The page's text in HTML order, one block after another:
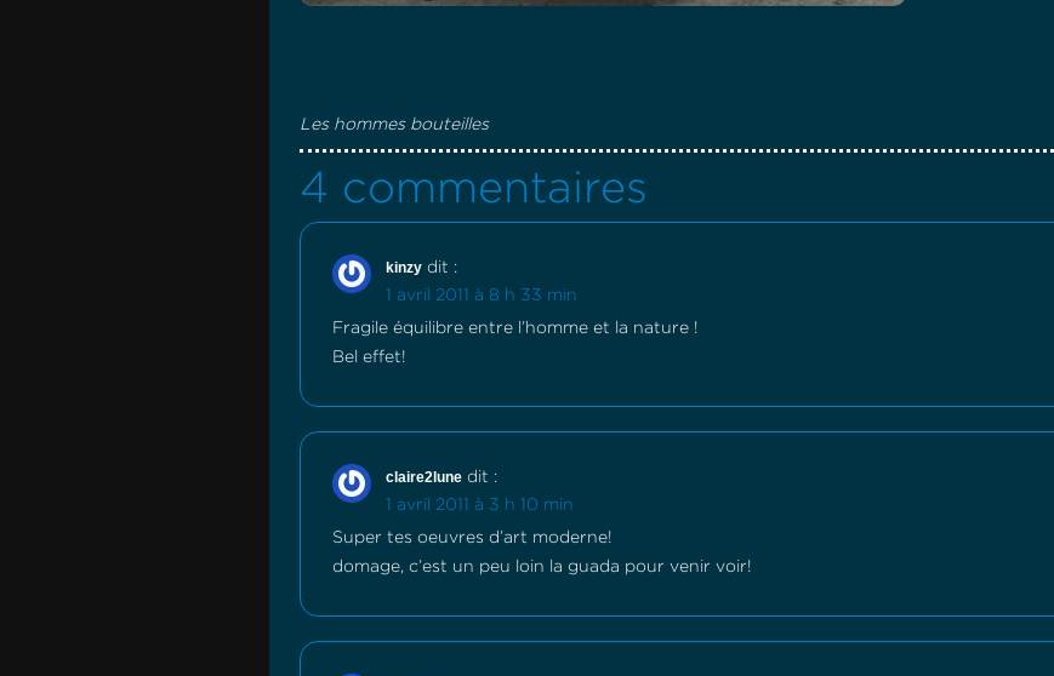
Les hommes bouteilles
4 commentaires
kinzy dit :
1 avril 2011 à 8 h 33 min
Fragile équilibre entre l’homme et la nature !
Bel effet!
claire2lune dit :
1 avril 2011 à 3 h 10 min
Super tes oeuvres d’art moderne!
domage, c’est un peu loin la guada pour venir voir!